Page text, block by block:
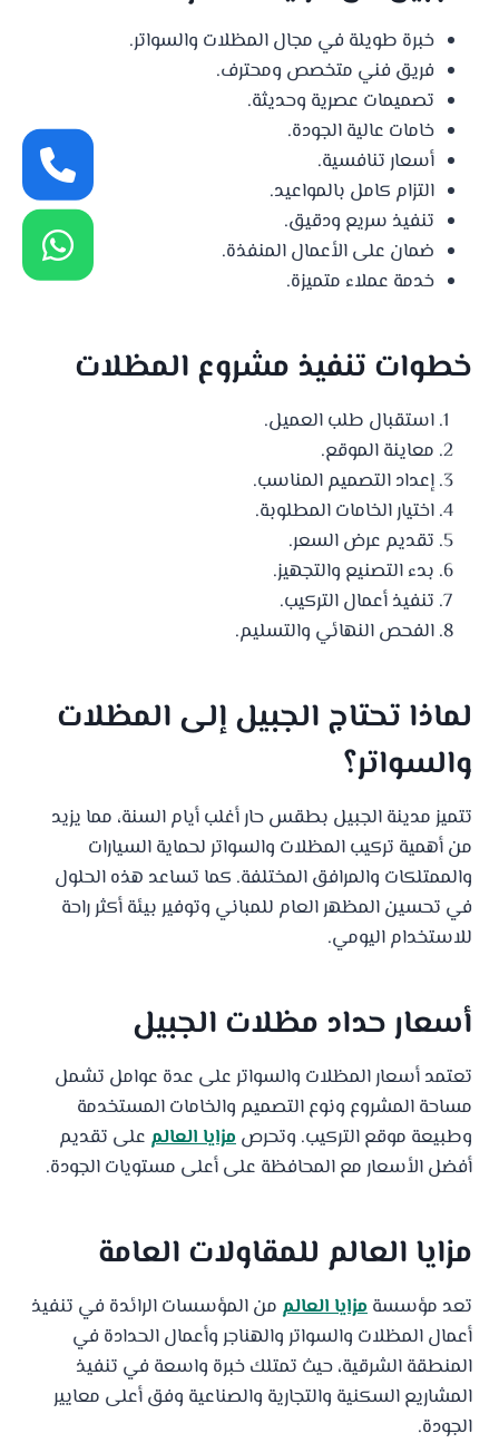
خبرة طويلة في مجال المظلات والسواتر.
فريق فني متخصص ومحترف.
تصميمات عصرية وحديثة.
خامات عالية الجودة.
أسعار تنافسية.
التزام كامل بالمواعيد.
تنفيذ سريع ودقيق.
ضمان على الأعمال المنفذة.
خدمة عملاء متميزة.
خطوات تنفيذ مشروع المظلات
استقبال طلب العميل.
معاينة الموقع.
إعداد التصميم المناسب.
اختيار الخامات المطلوبة.
تقديم عرض السعر.
بدء التصنيع والتجهيز.
تنفيذ أعمال التركيب.
الفحص النهائي والتسليم.
لماذا تحتاج الجبيل إلى المظلات
والسواتر؟
تتميز مدينة الجبيل بطقس حار أغلب أيام السنة، مما يزيد
من أهمية تركيب المظلات والسواتر لحماية السيارات
والممتلكات والمرافق المختلفة. كما تساعد هذه الحلول
في تحسين المظهر العام للمباني وتوفير بيئة أكثر راحة
للاستخدام اليومي.
أسعار حداد مظلات الجبيل
تعتمد أسعار المظلات والسواتر على عدة عوامل تشمل
مساحة المشروع ونوع التصميم والخامات المستخدمة
وطبيعة موقع التركيب. وتحرصمزايا العالم على تقديم
أفضل الأسعار مع المحافظة على أعلى مستويات الجودة.
مزايا العالم للمقاولات العامة
تعد مؤسسةمزايا العالم من المؤسسات الرائدة في تنفيذ
أعمال المظلات والسواتر والهناجر وأعمال الحدادة في
المنطقة الشرقية، حيث تمتلك خبرة واسعة في تنفيذ
المشاريع السكنية والتجارية والصناعية وفق أعلى معايير
الجودة.